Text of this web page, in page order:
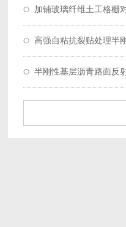
加铺玻璃纤维土工格栅
高强自粘抗裂贴处理半
半刚性基层沥青路面反